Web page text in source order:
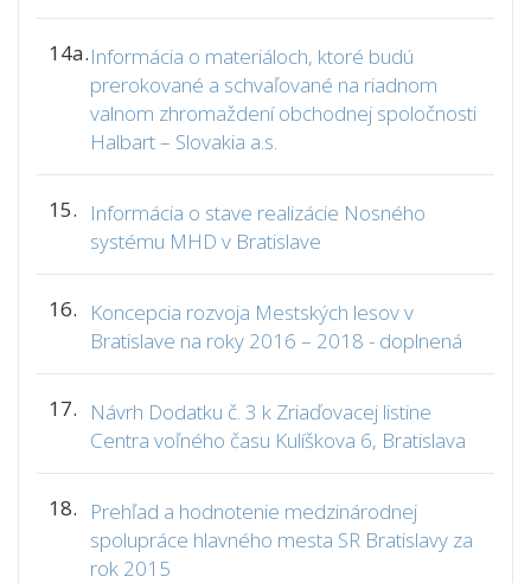
14a.Informácia o materiáloch, ktoré budú
prerokované a schvaľované na riadnom
valnom zhromaždení obchodnej spoločnosti
Halbart – Slovakia a.s.
15.
Informácia o stave realizácie Nosného
systému MHD v Bratislave
16.
Koncepcia rozvoja Mestských lesov v
Bratislave na roky 2016 – 2018 - doplnená
17.
Návrh Dodatku č. 3 k Zriaďovacej listine
Centra voľného času Kulíškova 6, Bratislava
18.
Prehľad a hodnotenie medzinárodnej
spolupráce hlavného mesta SR Bratislavy za
rok 2015